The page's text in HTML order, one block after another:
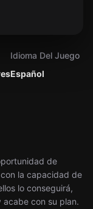
Español
Idioma Del Juego
de
la capacidad de
lo conseguirá,
acabe con su plan.